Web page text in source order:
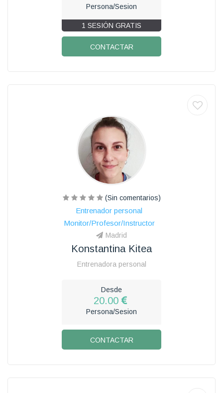
Persona/Sesion
1 SESIÓN GRATIS
CONTACTAR
(Sin comentarios)
Entrenador personal
Monitor/Profesor/Instructor
Madrid
Konstantina Kitea
Entrenadora personal
Desde
20.00
Persona/Sesion
CONTACTAR